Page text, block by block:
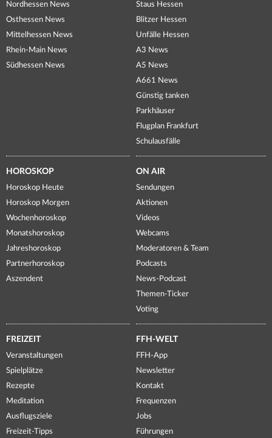
Nordhessen News
Osthessen News
Mittelhessen News
Rhein-Main News
Südhessen News
Staus Hessen
Blitzer Hessen
Unfälle Hessen
A3 News
A5 News
A661 News
Günstig tanken
Parkhäuser
Flugplan Frankfurt
Schulausfälle
HOROSKOP
Horoskop Heute
Horoskop Morgen
Wochenhoroskop
Monatshoroskop
Jahreshoroskop
Partnerhoroskop
Aszendent
ON AIR
Sendungen
Aktionen
Videos
Webcams
Moderatoren & Team
Podcasts
News-Podcast
Themen-Ticker
Voting
FREIZEIT
Veranstaltungen
Spielplätze
Rezepte
Meditation
Ausflugsziele
Freizeit-Tipps
FFH-WELT
FFH-App
Newsletter
Kontakt
Frequenzen
Jobs
Führungen